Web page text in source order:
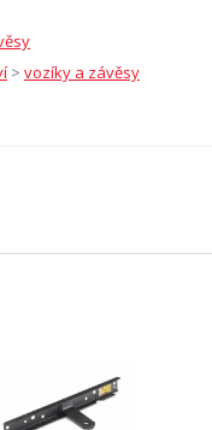
> vozíky a závěsy